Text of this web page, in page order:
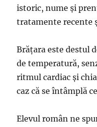
istoric, nume și
tratamente recente
Brățara este destul
de temperatură,
ritmul cardiac și
caz că se întâmplă
Elevul român ne